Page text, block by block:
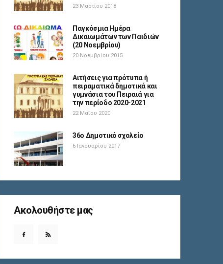
23 Μαρτίου 2018
Παγκόσμια Ημέρα
Δικαιωμάτων των Παιδιών
(20 Νοεμβρίου)
20 Νοεμβρίου 2015
Αιτήσεις για πρότυπα ή
πειραματικά δημοτικά και
γυμνάσια του Πειραιά για
την περίοδο 2020-2021
22 Μαΐου 2020
36ο Δημοτικό σχολείο
6 Ιανουαρίου 2017
Ακολουθήστε μας